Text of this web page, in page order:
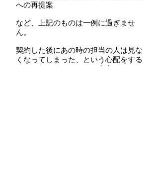
への再提案
​など、上記のものは一例に過ぎませ
ん。
契約した後にあの時の担当の人は見な
くなってしまった、という心配をする
こともありませんのでご安心くださ